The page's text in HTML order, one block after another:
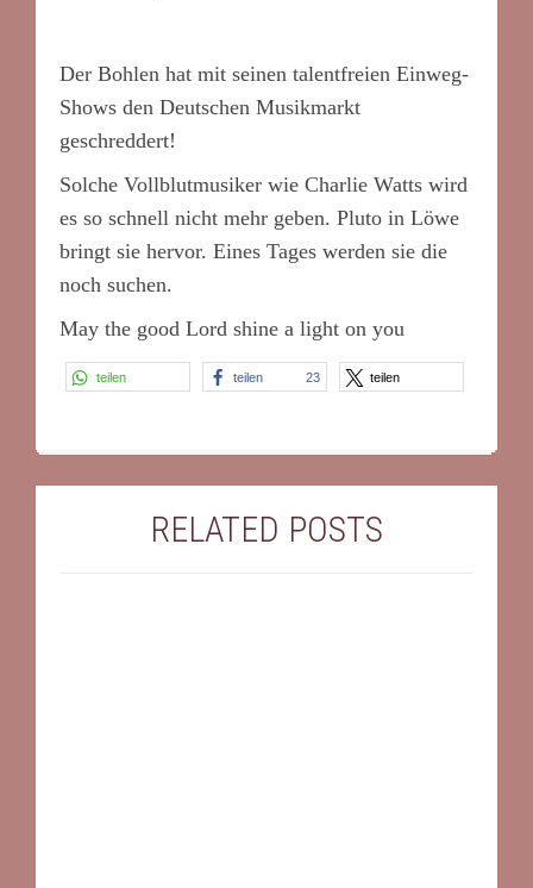
Der Bohlen hat mit seinen talentfreien Einweg-
Shows den Deutschen Musikmarkt
geschreddert!
Solche Vollblutmusiker wie Charlie Watts wird
es so schnell nicht mehr geben. Pluto in Löwe
bringt sie hervor. Eines Tages werden sie die
noch suchen.
May the good Lord shine a light on you
teilen teilen 23 teilen
RELATED POSTS